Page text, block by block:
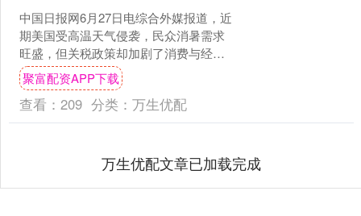
中国日报网6月27日电综合外媒报道，近
期美国受高温天气侵袭，民众消暑需求
旺盛，但关税政策却加剧了消费与经济
压力。特朗普政府加征的关税，致使夏
季必需品价格大幅上涨....
聚富配资APP下载
查看： 209 分类： 万生优配
万生优配文章已加载完成